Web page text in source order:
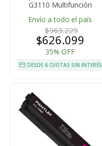
G3110 Multifunción
Envío a todo el país
$963.229
$626.099
35% OFF
DESDE 6 CUOTAS SIN INTERÉS